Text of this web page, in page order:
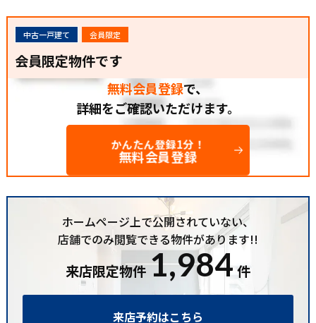
中古一戸建て 会員限定
会員限定物件です
無料会員登録で、
詳細をご確認いただけます。
かんたん登録1分！
無料会員登録
ホームページ上で公開されていない、
店舗でのみ閲覧できる物件があります!!
来店限定物件 1,984 件
来店予約はこちら